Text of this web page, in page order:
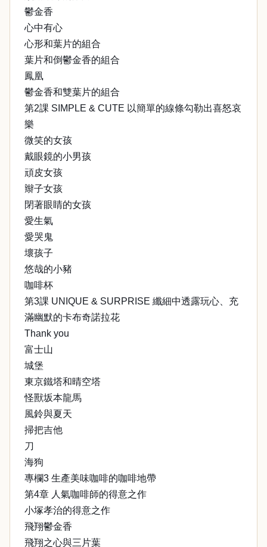
鬱金香
心中有心
心形和葉片的組合
葉片和倒鬱金香的組合
鳳凰
鬱金香和雙葉片的組合
第2課 SIMPLE & CUTE 以簡單的線條勾勒出喜怒哀
樂
微笑的女孩
戴眼鏡的小男孩
頑皮女孩
辮子女孩
閉著眼睛的女孩
愛生氣
愛哭鬼
壞孩子
悠哉的小豬
咖啡杯
第3課 UNIQUE & SURPRISE 纖細中透露玩心、充
滿幽默的卡布奇諾拉花
Thank you
富士山
城堡
東京鐵塔和晴空塔
怪獸坂本龍馬
風鈴與夏天
掃把吉他
刀
海狗
專欄3 生產美味咖啡的咖啡地帶
第4章 人氣咖啡師的得意之作
小塚孝治的得意之作
飛翔鬱金香
飛翔之心與三片葉